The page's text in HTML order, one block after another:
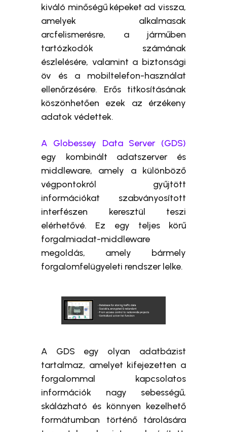
kiváló minőségű képeket ad vissza,
amelyek alkalmasak
arcfelismerésre, a járműben
tartózkodók számának
észlelésére, valamint a biztonsági
öv és a mobiltelefon-használat
ellenőrzésére. Erős titkosításának
köszönhetően ezek az érzékeny
adatok védettek.
A Globessey Data Server (GDS)
egy kombinált adatszerver és
middleware, amely a különböző
végpontokról gyűjtött
információkat szabványosított
interfészen keresztül teszi
elérhetővé. Ez egy teljes körű
forgalmiadat-middleware
megoldás, amely bármely
forgalomfelügyeleti rendszer lelke.
A GDS egy olyan adatbázist
tartalmaz, amelyet kifejezetten a
forgalommal kapcsolatos
információk nagy sebességű,
skálázható és könnyen kezelhető
formátumban történő tárolására